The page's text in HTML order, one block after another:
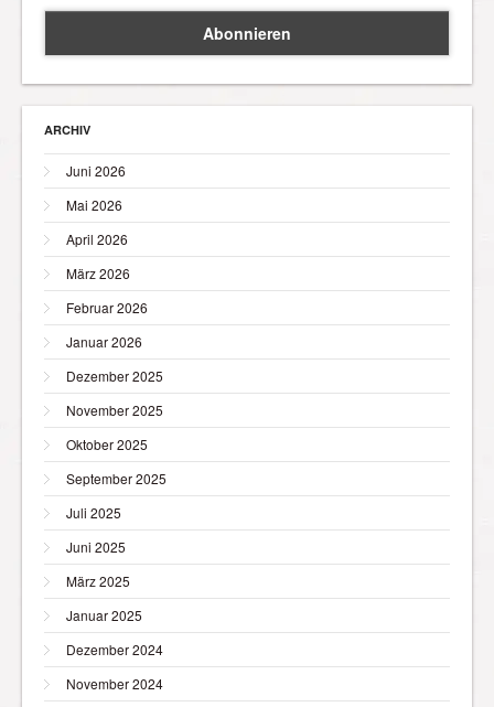
ARCHIV
Juni 2026
Mai 2026
April 2026
März 2026
Februar 2026
Januar 2026
Dezember 2025
November 2025
Oktober 2025
September 2025
Juli 2025
Juni 2025
März 2025
Januar 2025
Dezember 2024
November 2024